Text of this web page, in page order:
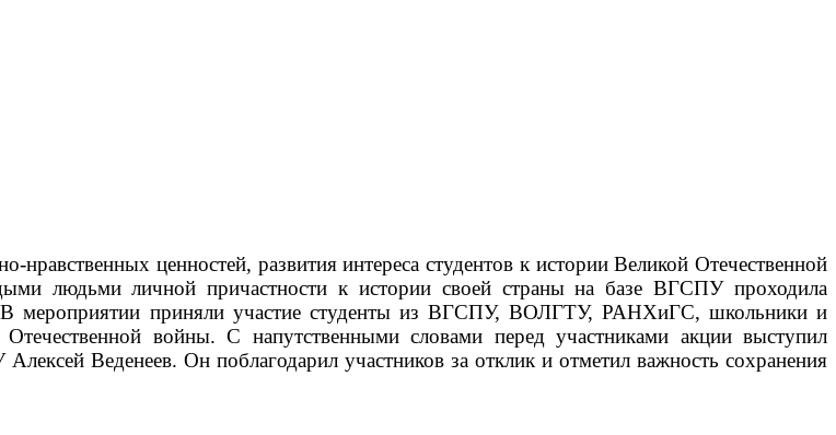
ценностей, развития интереса студентов к истории Великой Отечественной
людьми личной причастности к истории своей страны на базе ВГСПУ проходила
В мероприятии приняли участие студенты из ВГСПУ, ВОЛГТУ, РАНХиГС, школьники и
войны. С напутственными словами перед участниками акции выступил
Веденеев. Он поблагодарил участников за отклик и отметил важность сохранения